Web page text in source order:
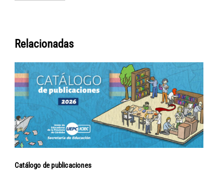
Relacionadas
Catálogo de publicaciones